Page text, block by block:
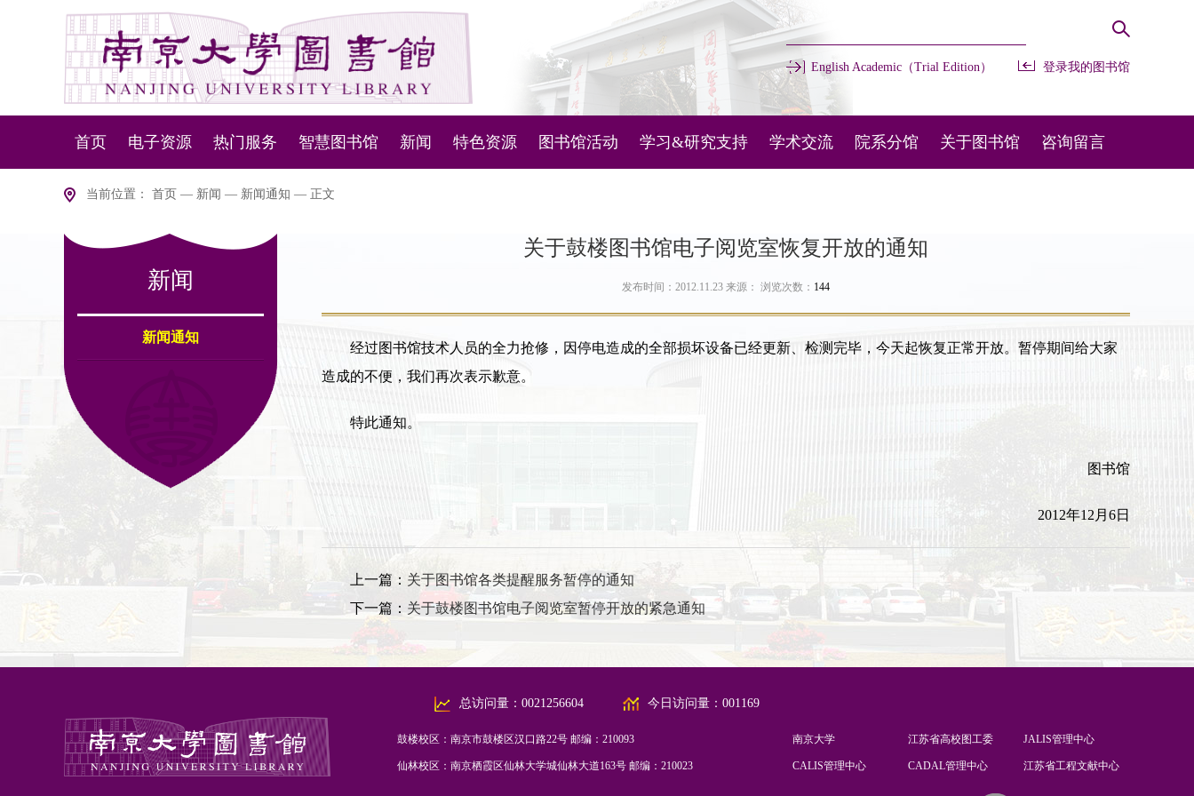
English Academic（Trial Edition） 登录我的图书馆
首页 电子资源
资源动态
数据库导航
版权说明
热门服务
资源服务
设备服务
智慧图书馆
NLSP下一代图书馆管理系统
新闻 特色资源
古文献资源库
南雍撷珍
图书馆活动 学习&研究支持
知识产权信息服务
人文社科数据服务
学术交流
内部交流
对外交流
院系分馆 关于图书馆
捐赠
仙林新馆建设概况
咨询留言
当前位置： 首页 — 新闻 — 新闻通知 — 正文
新闻
新闻通知
关于鼓楼图书馆电子阅览室恢复开放的通知
发布时间：2012.11.23 来源： 浏览次数： 144
经过图书馆技术人员的全力抢修，因停电造成的全部损坏设备已经更新、检测完毕，今天起恢复正常开放。暂停期间给大家
造成的不便，我们再次表示歉意。
特此通知。
图书馆
2012年12月6日
上一篇： 关于图书馆各类提醒服务暂停的通知
下一篇： 关于鼓楼图书馆电子阅览室暂停开放的紧急通知
总访问量： 0021256604 今日访问量： 001169
鼓楼校区：南京市鼓楼区汉口路22号 邮编：210093
仙林校区：南京栖霞区仙林大学城仙林大道163号 邮编：210023
南京大学 江苏省高校图工委 JALIS管理中心
CALIS管理中心 CADAL管理中心 江苏省工程文献中心